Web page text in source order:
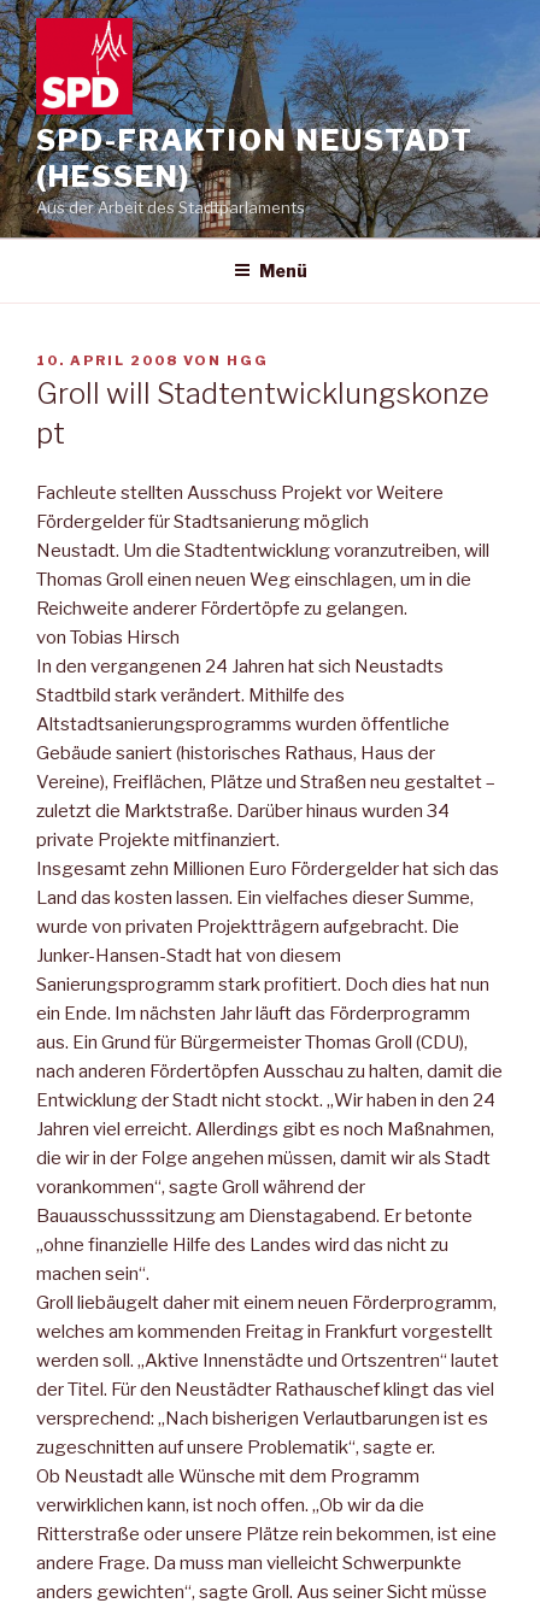
Zum
Inhalt
springen
SPD-FRAKTION NEUSTADT
(HESSEN)
Aus der Arbeit des Stadtparlaments
Menü
VERÖFFENTLICHT
AM
10. APRIL 2008 VON HGG
Groll will Stadtentwicklungskonze
pt
Fachleute stellten Ausschuss Projekt vor Weitere
Fördergelder für Stadtsanierung möglich
Neustadt. Um die Stadtentwicklung voranzutreiben, will
Thomas Groll einen neuen Weg einschlagen, um in die
Reichweite anderer Fördertöpfe zu gelangen.
von Tobias Hirsch
In den vergangenen 24 Jahren hat sich Neustadts
Stadtbild stark verändert. Mithilfe des
Altstadtsanierungsprogramms wurden öffentliche
Gebäude saniert (historisches Rathaus, Haus der
Vereine), Freiflächen, Plätze und Straßen neu gestaltet –
zuletzt die Marktstraße. Darüber hinaus wurden 34
private Projekte mitfinanziert.
Insgesamt zehn Millionen Euro Fördergelder hat sich das
Land das kosten lassen. Ein vielfaches dieser Summe,
wurde von privaten Projektträgern aufgebracht. Die
Junker-Hansen-Stadt hat von diesem
Sanierungsprogramm stark profitiert. Doch dies hat nun
ein Ende. Im nächsten Jahr läuft das Förderprogramm
aus. Ein Grund für Bürgermeister Thomas Groll (CDU),
nach anderen Fördertöpfen Ausschau zu halten, damit die
Entwicklung der Stadt nicht stockt. „Wir haben in den 24
Jahren viel erreicht. Allerdings gibt es noch Maßnahmen,
die wir in der Folge angehen müssen, damit wir als Stadt
vorankommen“, sagte Groll während der
Bauausschusssitzung am Dienstagabend. Er betonte
„ohne finanzielle Hilfe des Landes wird das nicht zu
machen sein“.
Groll liebäugelt daher mit einem neuen Förderprogramm,
welches am kommenden Freitag in Frankfurt vorgestellt
werden soll. „Aktive Innenstädte und Ortszentren“ lautet
der Titel. Für den Neustädter Rathauschef klingt das viel
versprechend: „Nach bisherigen Verlautbarungen ist es
zugeschnitten auf unsere Problematik“, sagte er.
Ob Neustadt alle Wünsche mit dem Programm
verwirklichen kann, ist noch offen. „Ob wir da die
Ritterstraße oder unsere Plätze rein bekommen, ist eine
andere Frage. Da muss man vielleicht Schwerpunkte
anders gewichten“, sagte Groll. Aus seiner Sicht müsse